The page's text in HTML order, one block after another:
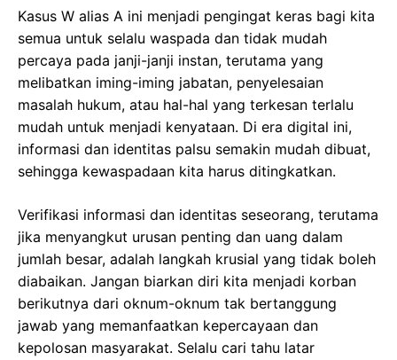
Kasus W alias A ini menjadi pengingat keras bagi kita
semua untuk selalu waspada dan tidak mudah
percaya pada janji-janji instan, terutama yang
melibatkan iming-iming jabatan, penyelesaian
masalah hukum, atau hal-hal yang terkesan terlalu
mudah untuk menjadi kenyataan. Di era digital ini,
informasi dan identitas palsu semakin mudah dibuat,
sehingga kewaspadaan kita harus ditingkatkan.
Verifikasi informasi dan identitas seseorang, terutama
jika menyangkut urusan penting dan uang dalam
jumlah besar, adalah langkah krusial yang tidak boleh
diabaikan. Jangan biarkan diri kita menjadi korban
berikutnya dari oknum-oknum tak bertanggung
jawab yang memanfaatkan kepercayaan dan
kepolosan masyarakat. Selalu cari tahu latar